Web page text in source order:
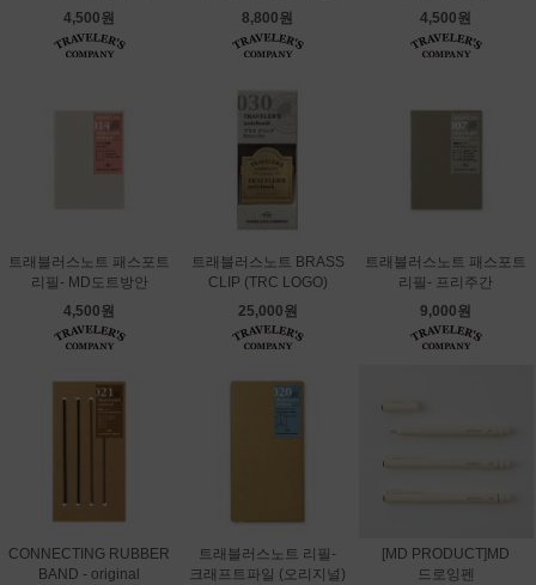
4,500원
8,800원
4,500원
트래블러스노트 패스포트
리필- MD도트방안
4,500원
트래블러스노트 BRASS
CLIP (TRC LOGO)
25,000원
트래블러스노트 패스포트
리필- 프리주간
9,000원
CONNECTING RUBBER
BAND - original
트래블러스노트 리필-
크래프트파일 (오리지널)
[MD PRODUCT]MD
드로잉펜